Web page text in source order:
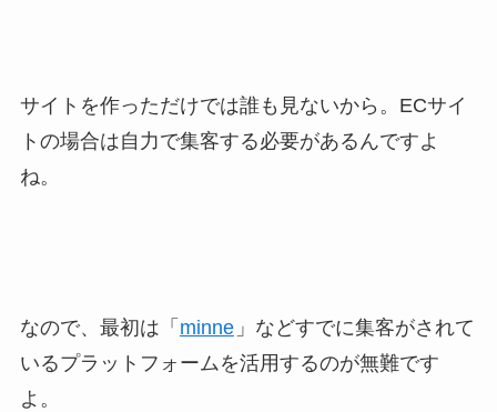
サイトを作っただけでは誰も見ないから。ECサイ
トの場合は自力で集客する必要があるんですよ
ね。
なので、最初は「 minne 」などすでに集客がされて
いるプラットフォームを活用するのが無難です
よ。